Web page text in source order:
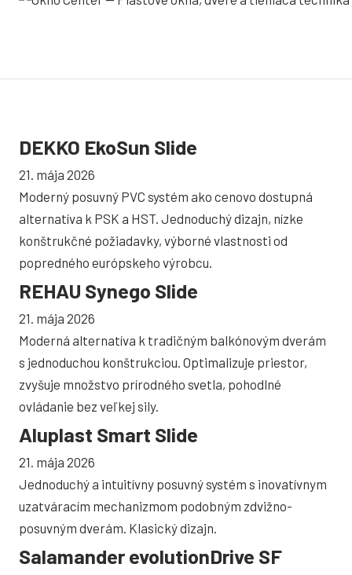
DEKKO EkoSun Slide
21. mája 2026
Moderný posuvný PVC systém ako cenovo dostupná
alternatíva k PSK a HST. Jednoduchý dizajn, nízke
konštrukčné požiadavky, výborné vlastnosti od
popredného európskeho výrobcu.
REHAU Synego Slide
21. mája 2026
Moderná alternatíva k tradičným balkónovým dverám
s jednoduchou konštrukciou. Optimalizuje priestor,
zvyšuje množstvo prírodného svetla, pohodlné
ovládanie bez veľkej sily.
Aluplast Smart Slide
21. mája 2026
Jednoduchý a intuitívny posuvný systém s inovatívnym
uzatváracím mechanizmom podobným zdvižno-
posuvným dverám. Klasický dizajn.
Salamander evolutionDrive SF